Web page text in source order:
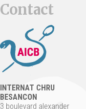
Contact
INTERNAT CHRU
BESANCON
3 boulevard alexander